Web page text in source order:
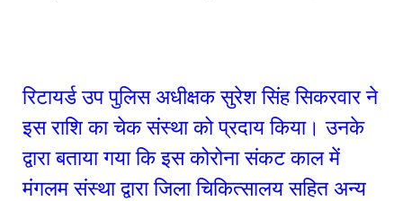
रिटायर्ड उप पुलिस अधीक्षक सुरेश सिंह सिकरवार ने
इस राशि का चेक संस्था को प्रदाय किया। उनके
द्वारा बताया गया कि इस कोरोना संकट काल में
मंगलम संस्था द्वारा जिला चिकित्सालय सहित अन्य